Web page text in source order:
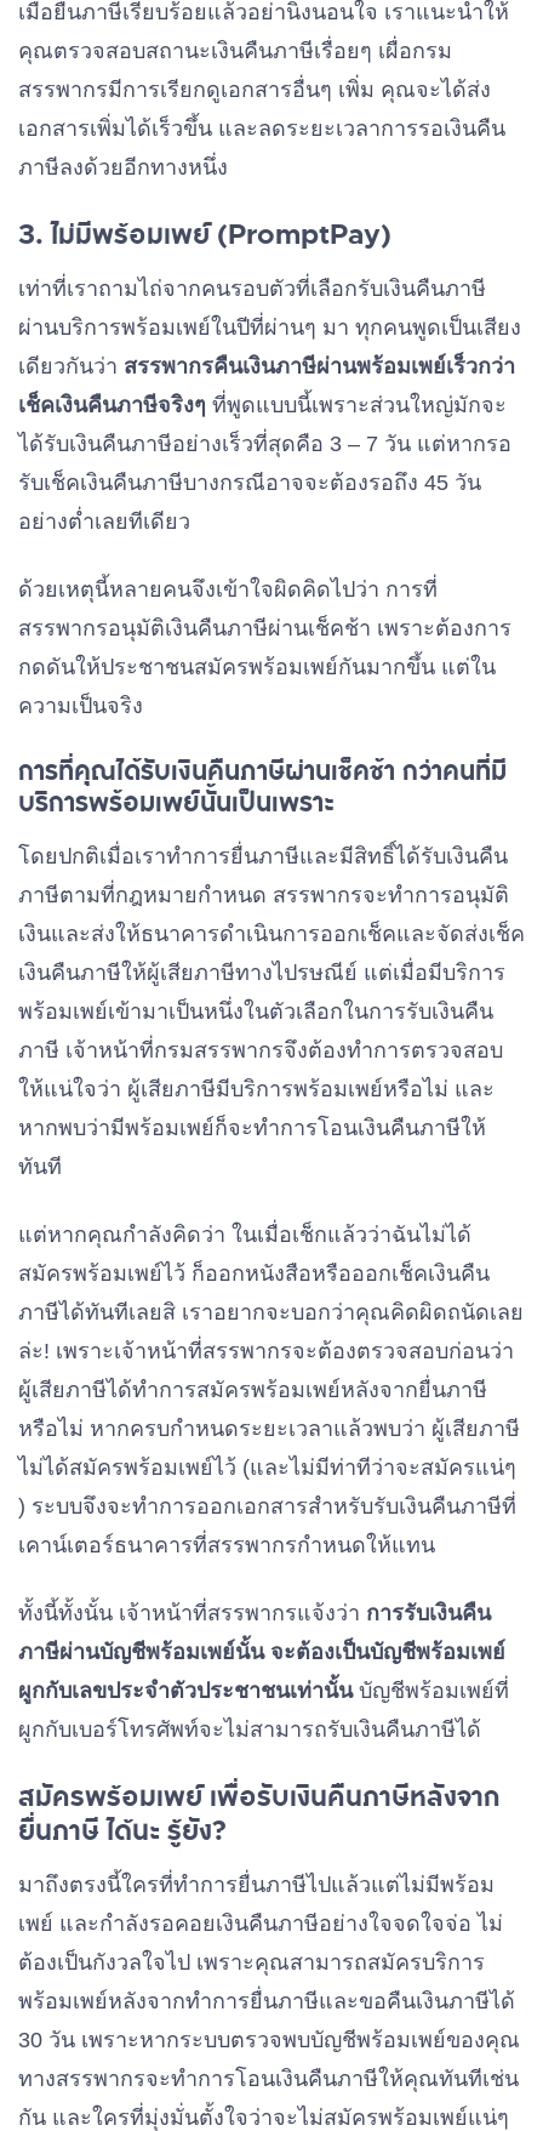
เมื่อยื่นภาษีเรียบร้อยแล้วอย่านิ่งนอนใจ เราแนะนำให้
คุณตรวจสอบสถานะเงินคืนภาษีเรื่อยๆ เผื่อกรม
สรรพากรมีการเรียกดูเอกสารอื่นๆ เพิ่ม คุณจะได้ส่ง
เอกสารเพิ่มได้เร็วขึ้น และลดระยะเวลาการรอเงินคืน
ภาษีลงด้วยอีกทางหนึ่ง
3. ไม่มีพร้อมเพย์ (PromptPay)
เท่าที่เราถามไถ่จากคนรอบตัวที่เลือกรับเงินคืนภาษี
ผ่านบริการพร้อมเพย์ในปีที่ผ่านๆ มา ทุกคนพูดเป็นเสียง
เดียวกันว่า สรรพากรคืนเงินภาษีผ่านพร้อมเพย์เร็วกว่า
เช็คเงินคืนภาษีจริงๆ ที่พูดแบบนี้เพราะส่วนใหญ่มักจะ
ได้รับเงินคืนภาษีอย่างเร็วที่สุดคือ 3 – 7 วัน แต่หากรอ
รับเช็คเงินคืนภาษีบางกรณีอาจจะต้องรอถึง 45 วัน
อย่างต่ำเลยทีเดียว
ด้วยเหตุนี้หลายคนจึงเข้าใจผิดคิดไปว่า การที่
สรรพากรอนุมัติเงินคืนภาษีผ่านเช็คช้า เพราะต้องการ
กดดันให้ประชาชนสมัครพร้อมเพย์กันมากขึ้น แต่ใน
ความเป็นจริง
การที่คุณได้รับเงินคืนภาษีผ่านเช็คช้า กว่าคนที่มี
บริการพร้อมเพย์นั้นเป็นเพราะ
โดยปกติเมื่อเราทำการยื่นภาษีและมีสิทธิ์ได้รับเงินคืน
ภาษีตามที่กฎหมายกำหนด สรรพากรจะทำการอนุมัติ
เงินและส่งให้ธนาคารดำเนินการออกเช็คและจัดส่งเช็ค
เงินคืนภาษีให้ผู้เสียภาษีทางไปรษณีย์ แต่เมื่อมีบริการ
พร้อมเพย์เข้ามาเป็นหนึ่งในตัวเลือกในการรับเงินคืน
ภาษี เจ้าหน้าที่กรมสรรพากรจึงต้องทำการตรวจสอบ
ให้แน่ใจว่า ผู้เสียภาษีมีบริการพร้อมเพย์หรือไม่ และ
หากพบว่ามีพร้อมเพย์ก็จะทำการโอนเงินคืนภาษีให้
ทันที
แต่หากคุณกำลังคิดว่า ในเมื่อเช็กแล้วว่าฉันไม่ได้
สมัครพร้อมเพย์ไว้ ก็ออกหนังสือหรือออกเช็คเงินคืน
ภาษีได้ทันทีเลยสิ เราอยากจะบอกว่าคุณคิดผิดถนัดเลย
ล่ะ! เพราะเจ้าหน้าที่สรรพากรจะต้องตรวจสอบก่อนว่า
ผู้เสียภาษีได้ทำการสมัครพร้อมเพย์หลังจากยื่นภาษี
หรือไม่ หากครบกำหนดระยะเวลาแล้วพบว่า ผู้เสียภาษี
ไม่ได้สมัครพร้อมเพย์ไว้ (และไม่มีท่าทีว่าจะสมัครแน่ๆ
) ระบบจึงจะทำการออกเอกสารสำหรับรับเงินคืนภาษีที่
เคาน์เตอร์ธนาคารที่สรรพากรกำหนดให้แทน
ทั้งนี้ทั้งนั้น เจ้าหน้าที่สรรพากรแจ้งว่า การรับเงินคืน
ภาษีผ่านบัญชีพร้อมเพย์นั้น จะต้องเป็นบัญชีพร้อมเพย์
ผูกกับเลขประจำตัวประชาชนเท่านั้นบัญชีพร้อมเพย์ที่
ผูกกับเบอร์โทรศัพท์จะไม่สามารถรับเงินคืนภาษีได้
สมัครพร้อมเพย์ เพื่อรับเงินคืนภาษีหลังจาก
ยื่นภาษี ได้นะ รู้ยัง?
มาถึงตรงนี้ใครที่ทำการยื่นภาษีไปแล้วแต่ไม่มีพร้อม
เพย์ และกำลังรอคอยเงินคืนภาษีอย่างใจจดใจจ่อ ไม่
ต้องเป็นกังวลใจไป เพราะคุณสามารถสมัครบริการ
พร้อมเพย์หลังจากทำการยื่นภาษีและขอคืนเงินภาษีได้
30 วัน เพราะหากระบบตรวจพบบัญชีพร้อมเพย์ของคุณ
ทางสรรพากรจะทำการโอนเงินคืนภาษีให้คุณทันทีเช่น
กัน และใครที่มุ่งมั่นตั้งใจว่าจะไม่สมัครพร้อมเพย์แน่ๆ